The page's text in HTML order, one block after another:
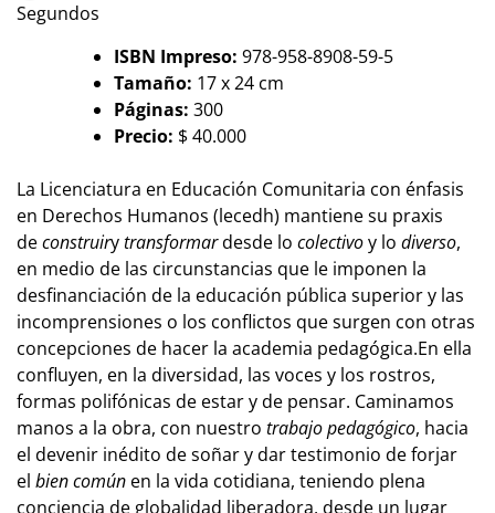
Segundos
ISBN Impreso: 978-958-8908-59-5
Tamaño: 17 x 24 cm
Páginas: 300
Precio: $ 40.000
La Licenciatura en Educación Comunitaria con énfasis
en Derechos Humanos (lecedh) mantiene su praxis
deconstruirytransformardesde lo colectivoy lo diverso,
en medio de las circunstancias que le imponen la
desfinanciación de la educación pública superior y las
incomprensiones o los conflictos que surgen con otras
concepciones de hacer la academia pedagógica.En ella
confluyen, en la diversidad, las voces y los rostros,
formas polifónicas de estar y de pensar. Caminamos
manos a la obra, con nuestro trabajo pedagógico, hacia
el devenir inédito de soñar y dar testimonio de forjar
el bien común en la vida cotidiana, teniendo plena
conciencia de globalidad liberadora, desde un lugar